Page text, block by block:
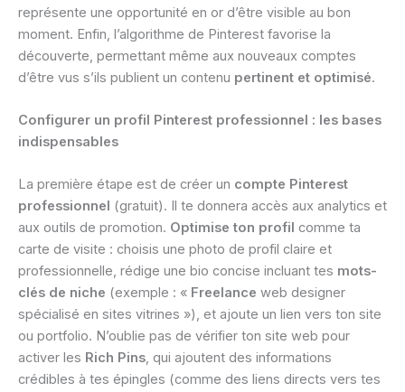
représente une opportunité en or d’être visible au bon
moment. Enfin, l’algorithme de Pinterest favorise la
découverte, permettant même aux nouveaux comptes
d’être vus s’ils publient un contenu pertinent et optimisé.
Configurer un profil Pinterest professionnel : les bases
indispensables
La première étape est de créer un compte Pinterest
professionnel (gratuit). Il te donnera accès aux analytics et
aux outils de promotion. Optimise ton profil comme ta
carte de visite : choisis une photo de profil claire et
professionnelle, rédige une bio concise incluant tes mots-
clés de niche (exemple : « Freelance web designer
spécialisé en sites vitrines »), et ajoute un lien vers ton site
ou portfolio. N’oublie pas de vérifier ton site web pour
activer les Rich Pins, qui ajoutent des informations
crédibles à tes épingles (comme des liens directs vers tes